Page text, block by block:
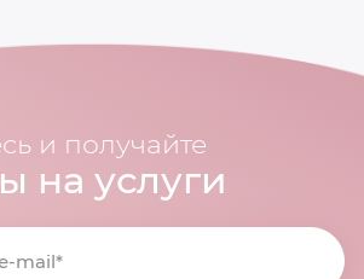
и получайте
на услуги
mail*